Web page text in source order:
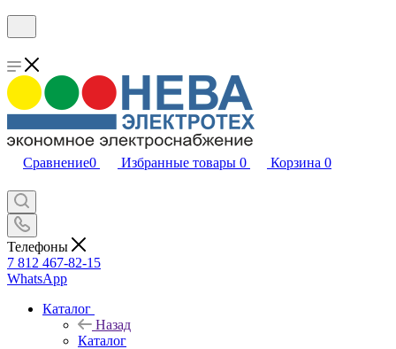
Сравнение0 Избранные товары 0 Корзина 0
Телефоны
7 812 467-82-15
WhatsApp
Каталог
Назад
Каталог